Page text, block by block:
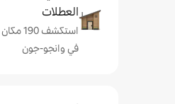
العطلات
في وانجو-جون